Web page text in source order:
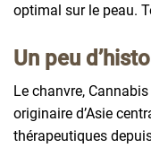
optimal sur le peau.
Un peu
Le chanvre,
originaire d’Asie
thérapeutiques